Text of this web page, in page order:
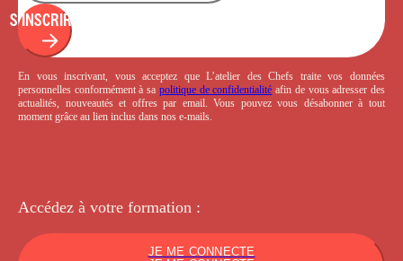
S'INSCRIRE
En vous inscrivant, vous acceptez que L’atelier des Chefs traite vos données
personnelles conformément à sa politique de confidentialité afin de vous adresser des
actualités, nouveautés et offres par email. Vous pouvez vous désabonner à tout
moment grâce au lien inclus dans nos e-mails.
Accédez à votre formation :
JE ME CONNECTE